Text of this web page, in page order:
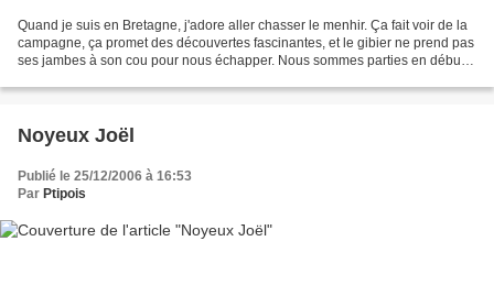
Quand je suis en Bretagne, j'adore aller chasser le menhir. Ça fait voir de la
campagne, ça promet des découvertes fascinantes, et le gibier ne prend pas
ses jambes à son cou pour nous échapper. Nous sommes parties en début
Noyeux Joël
Publié le 25/12/2006 à 16:53
Par Ptipois